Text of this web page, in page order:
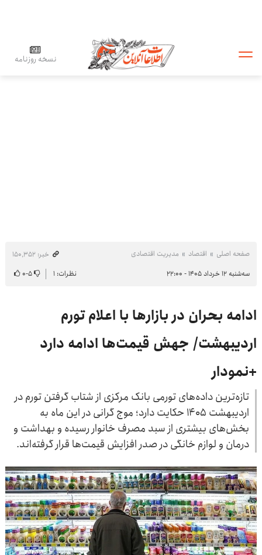
نسخه روزنامه
صفحه اصلی اقتصاد مدیریت اقتصادی
خبر: ۱۵۰٬۳۵۲
سه‌شنبه ۱۲ خرداد ۱۴۰۵ - ۲۲:۰۰
نظرات: ۱ ۵-۰
ادامه بحران در بازارها با اعلام تورم
اردیبهشت/ جهش قیمت‌ها ادامه دارد
+نمودار
تازه‌ترین داده‌های تورمی بانک مرکزی از شتاب گرفتن تورم در
اردیبهشت ۱۴۰۵ حکایت دارد؛ موج گرانی در این ماه به
بخش‌های بیشتری از سبد مصرف خانوار رسیده و بهداشت و
درمان و لوازم خانگی در صدر افزایش قیمت‌ها قرار گرفته‌اند.